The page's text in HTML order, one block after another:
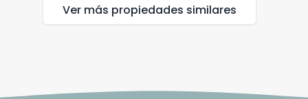
Ver más propiedades similares